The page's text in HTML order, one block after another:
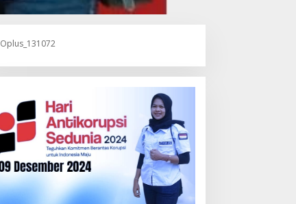
Oplus_131072